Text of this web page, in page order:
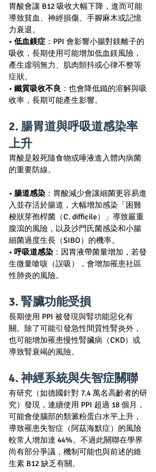
胃酸會讓 B12 吸收大幅下降，進而可能
導致貧血、神經損傷、手腳麻木或記憶
力衰退。
• 低血鎂症：PPI 會影響小腸對鎂離子的
吸收，長期使用可能增加低血鎂風險，
產生虛弱無力、肌肉顫抖或心律不整等
症狀。
• 鐵質吸收不良 ：也會降低鐵的溶解與吸
收率，長期可能產生影響。
2. 腸胃道與呼吸道感染率
上升
胃酸是殺死隨食物或唾液進入體內病菌
的重要防線。
• 腸道感染 ：胃酸減少會讓細菌更容易進
入並存活於腸道，大幅增加感染「困難
梭狀芽孢桿菌（C. difficile）」導致嚴重
腹瀉的風險，以及沙門氏菌感染和小腸
細菌過度生長（SIBO）的機率。
• 呼吸道感染 ：因胃液帶菌量增加，若發
生微量嗆咳（誤吸），會增加罹患社區
性肺炎的風險。
3. 腎臟功能受損
長期使用 PPI 被發現與腎功能惡化有
關。除了可能引發急性間質性腎炎外，
也可能增加罹患慢性腎臟病（CKD）或
導致腎衰竭的風險。
4. 神經系統與失智症關聯
有研究（如德國針對 7.4 萬名高齡者的研
究）發現，連續使用 PPI 超過 18 個月，
可能會使腦部的類澱粉蛋白水平上升，
導致罹患失智症（阿茲海默症）的風險
較常人增加達 44%。不過此關聯在學界
尚有部分爭議，機制可能也與前述的維
生素 B12 缺乏有關。